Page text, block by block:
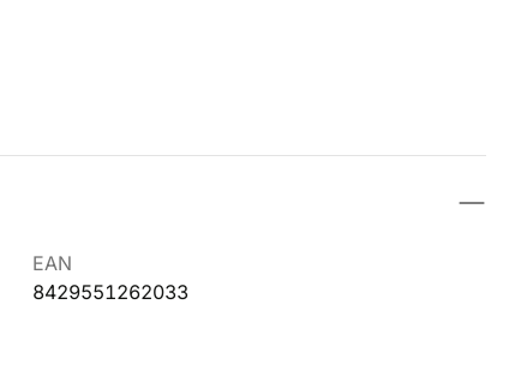
EAN
8429551262033